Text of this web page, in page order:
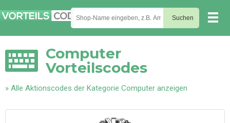
Computer
Vorteilscodes
» Alle Aktionscodes der Kategorie Computer anzeigen